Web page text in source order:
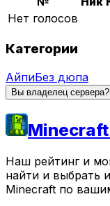
Нет голосов
Категории
АйпиБез дюпа
Вы владелец сервера?
Наш рейтинг и
найти и выбрать
Minecraft по